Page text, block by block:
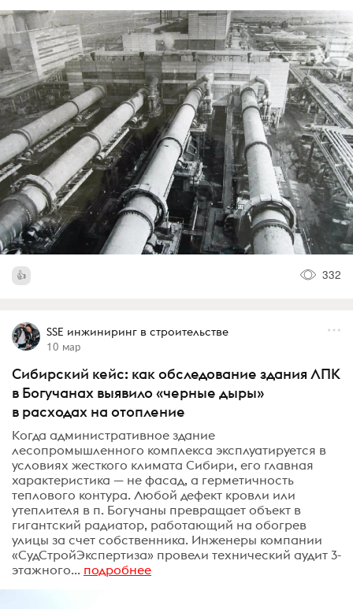
332
SSE инжиниринг в строительстве
10 мар
Сибирский кейс: как обследование здания ЛПК
в Богучанах выявило «черные дыры»
в расходах на отопление
Когда административное здание
лесопромышленного комплекса эксплуатируется в
условиях жесткого климата Сибири, его главная
характеристика — не фасад, а герметичность
теплового контура. Любой дефект кровли или
утеплителя в п. Богучаны превращает объект в
гигантский радиатор, работающий на обогрев
улицы за счет собственника. Инженеры компании
«СудСтройЭкспертиза» провели технический аудит 3-
этажного... подробнее